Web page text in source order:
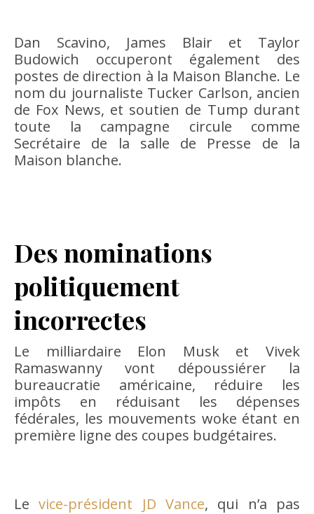
Dan Scavino, James Blair et Taylor
Budowich occuperont également des
postes de direction à la Maison Blanche. Le
nom du journaliste Tucker Carlson, ancien
de Fox News, et soutien de Tump durant
toute la campagne circule comme
Secrétaire de la salle de Presse de la
Maison blanche.
Des nominations
politiquement
incorrectes
Le milliardaire Elon Musk et Vivek
Ramaswanny vont dépoussiérer la
bureaucratie américaine, réduire les
impôts en réduisant les dépenses
fédérales, les mouvements woke étant en
première ligne des coupes budgétaires.
Levice-président JD Vance, qui n’a pas